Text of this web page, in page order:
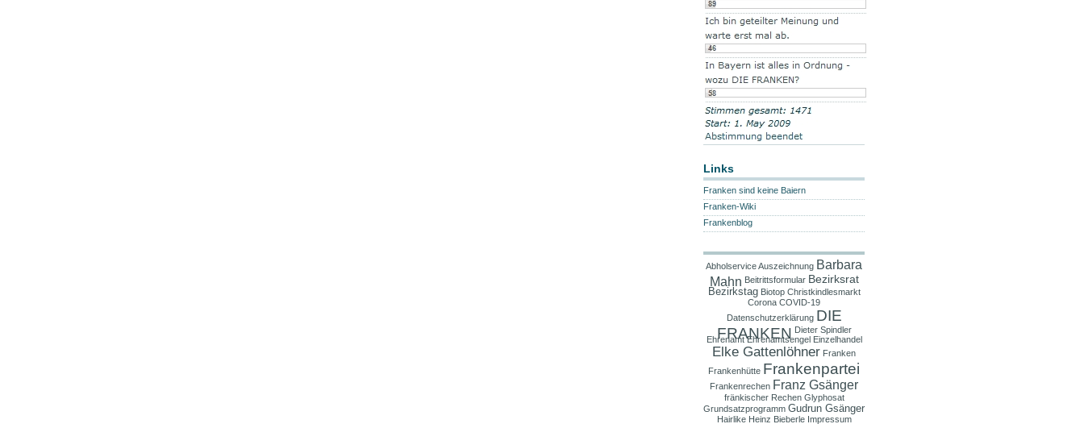
Links
Franken sind keine Baiern
Franken-Wiki
Frankenblog
AbholserviceAuszeichnung Barbara
Mahn Beitrittsformular Bezirksrat
Bezirkstag Biotop Christkindlesmarkt
Corona COVID-19
Datenschutzerklärung DIE
FRANKEN Dieter Spindler
Ehrenamt Ehrenamtsengel Einzelhandel
Elke Gattenlöhner Franken
Frankenhütte Frankenpartei
Frankenrechen Franz Gsänger
fränkischer Rechen Glyphosat
Grundsatzprogramm Gudrun Gsänger
Hairlike Heinz Bieberle Impressum